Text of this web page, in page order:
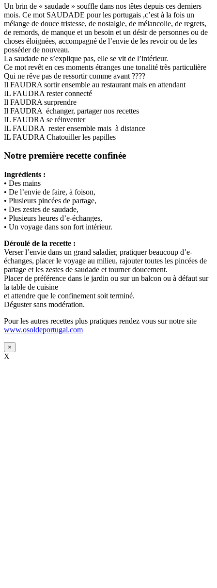
Un brin de « saudade » souffle dans nos têtes depuis ces derniers
mois. Ce mot SAUDADE pour les portugais ,c’est à la fois un
mélange de douce tristesse, de nostalgie, de mélancolie, de regrets,
de remords, de manque et un besoin et un désir de personnes ou de
choses éloignées, accompagné de l’envie de les revoir ou de les
posséder de nouveau.
La saudade ne s’explique pas, elle se vit de l’intérieur.
Ce mot revêt en ces moments étranges une tonalité très particulière
Qui ne rêve pas de ressortir comme avant ????
Il FAUDRA sortir ensemble au restaurant mais en attendant
IL FAUDRA rester connecté
Il FAUDRA surprendre
Il FAUDRA échanger, partager nos recettes
IL FAUDRA se réinventer
IL FAUDRA rester ensemble mais à distance
IL FAUDRA Chatouiller les papilles
Notre première recette confinée
Ingrédients :
• Des mains
• De l’envie de faire, à foison,
• Plusieurs pincées de partage,
• Des zestes de saudade,
• Plusieurs heures d’e-échanges,
• Un voyage dans son fort intérieur.
Déroulé de la recette :
Verser l’envie dans un grand saladier, pratiquer beaucoup d’e-
échanges, placer le voyage au milieu, rajouter toutes les pincées de
partage et les zestes de saudade et tourner doucement.
Placer de préférence dans le jardin ou sur un balcon ou à défaut sur
la table de cuisine
et attendre que le confinement soit terminé.
Déguster sans modération.
Pour les autres recettes plus pratiques rendez vous sur notre site
www.osoldeportugal.com
×
X